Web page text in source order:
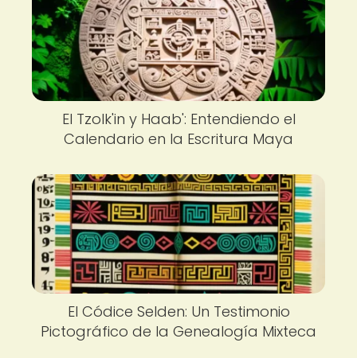
El Tzolk'in y Haab': Entendiendo el
Calendario en la Escritura Maya
El Códice Selden: Un Testimonio
Pictográfico de la Genealogía Mixteca